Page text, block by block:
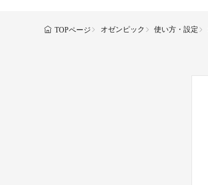
TOPページ オゼンピック 使い方・設定